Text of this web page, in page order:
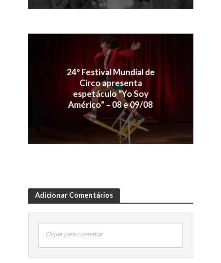
24º Festival Mundial de
Circo apresenta
espetáculo “Yo Soy
Américo” – 08 e 09/08
Adicionar Comentários
Clique para comentar